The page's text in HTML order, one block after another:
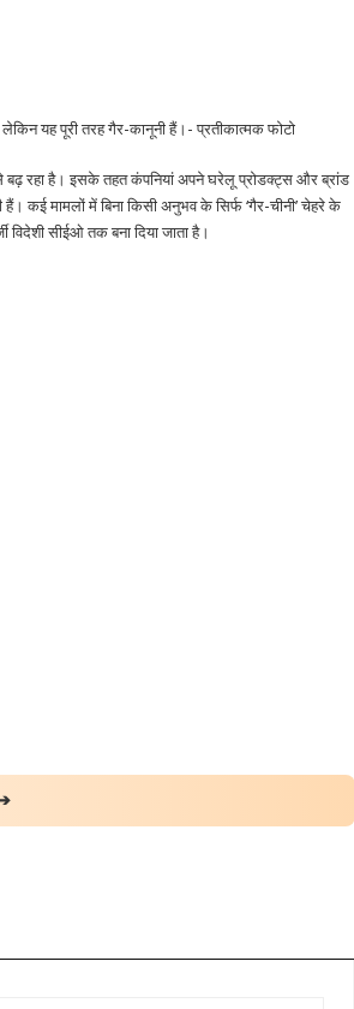
लेकिन यह पूरी तरह गैर-कानूनी हैं।- प्रतीकात्मक फोटो
बढ़ रहा है। इसके तहत कंपनियां अपने घरेलू प्रोडक्ट्स और ब्रांड
कई मामलों में बिना किसी अनुभव के सिर्फ ‘गैर-चीनी’ चेहरे के
सीईओ तक बना दिया जाता है।